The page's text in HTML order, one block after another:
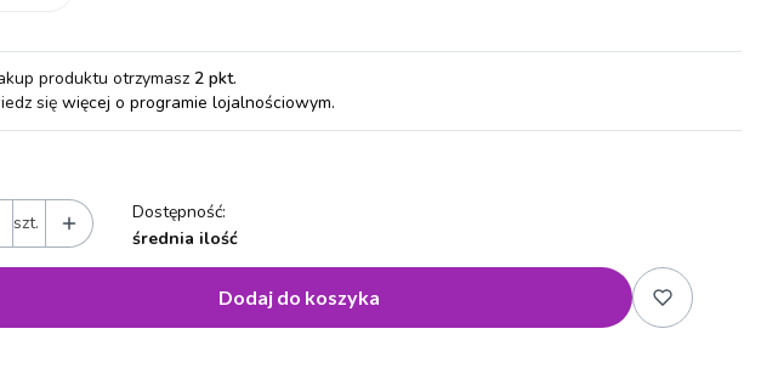
produktu otrzymasz 2 pkt.
się więcej o programie lojalnościowym.
szt.
Dostępność:
średnia ilość
Dodaj do koszyka